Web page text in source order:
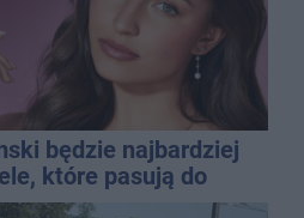
będzie najbardziej
które pasują do